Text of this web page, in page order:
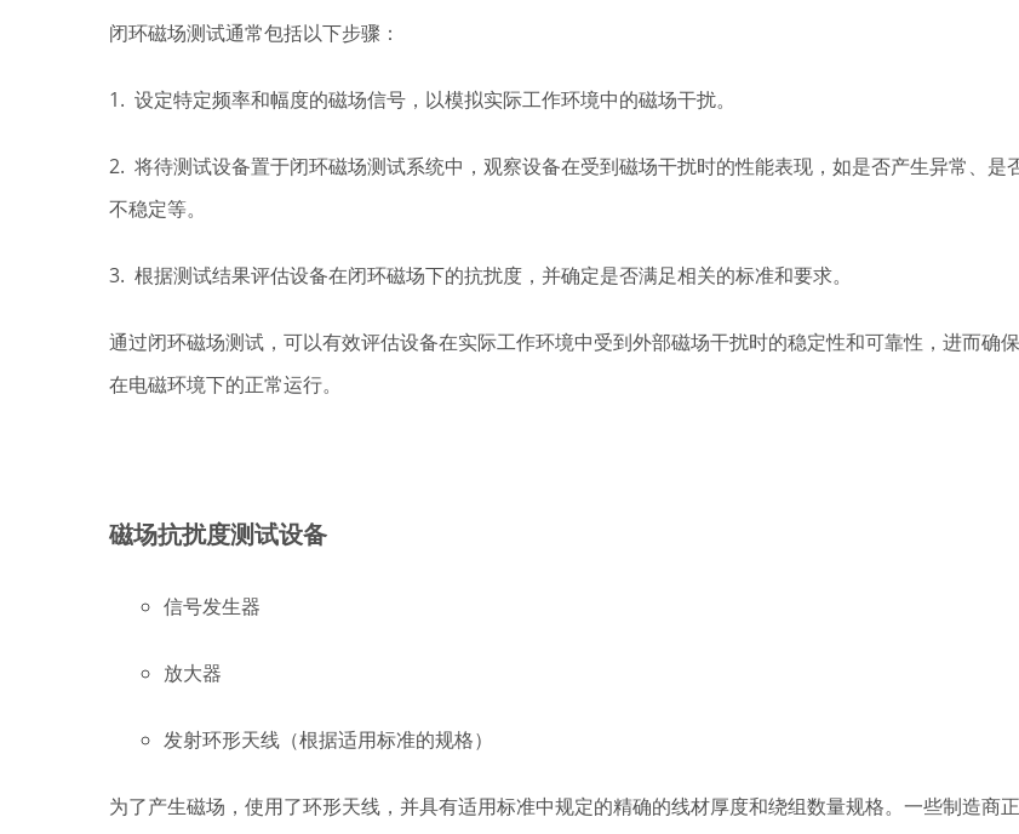
闭环磁场测试通常包括以下步骤：
1. 设定特定频率和幅度的磁场信号，以模拟实际工作环境中的磁场干扰。
2. 将待测试设备置于闭环磁场测试系统中，观察设备在受到磁场干扰时的性能表现，如是否产生异常、是
不稳定等。
3. 根据测试结果评估设备在闭环磁场下的抗扰度，并确定是否满足相关的标准和要求。
通过闭环磁场测试，可以有效评估设备在实际工作环境中受到外部磁场干扰时的稳定性和可靠性，进而确
在电磁环境下的正常运行。
磁场抗扰度测试设备
信号发生器
放大器
发射环形天线（根据适用标准的规格）
为了产生磁场，使用了环形天线，并具有适用标准中规定的精确的线材厚度和绕组数量规格。一些制造商